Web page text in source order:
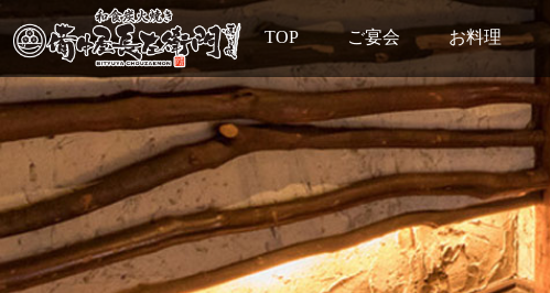
TOP ご宴会 お料理